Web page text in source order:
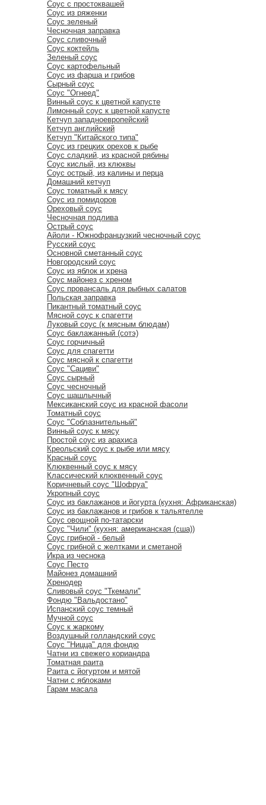
Соус с простоквашей
Соус из ряженки
Соус зеленый
Чесночная заправка
Соус сливочный
Соус коктейль
Зеленый соус
Соус картофельный
Соус из фарша и грибов
Сырный соус
Соус "Огнеед"
Винный соус к цветной капусте
Лимонный соус к цветной капусте
Кетчуп западноевропейский
Кетчуп английский
Кетчуп "Китайского типа"
Соус из грецких орехов к рыбе
Соус сладкий, из красной рябины
Соус кислый, из клюквы
Соус острый, из калины и перца
Домашний кетчуп
Соус томатный к мясу
Соус из помидоров
Ореховый соус
Чесночная подлива
Острый соус
Айоли - Южнофранцузкий чесночный соус
Русский соус
Основной сметанный соус
Новгородский соус
Соус из яблок и хрена
Соус майонез с хреном
Соус провансаль для рыбных салатов
Польская заправка
Пикантный томатный соус
Мясной соус к спагетти
Луковый соус (к мясным блюдам)
Соус баклажанный (сотэ)
Соус горчичный
Соус для спагетти
Соус мясной к спагетти
Соус "Сациви"
Соус сырный
Соус чесночный
Соус шашлычный
Мексиканский соус из красной фасоли
Томатный соус
Соус "Соблазнительный"
Винный соус к мясу
Простой соус из арахиса
Креольский соус к рыбе или мясу
Красный соус
Клюквенный соус к мясу
Классический клюквенный соус
Коричневый соус "Шофруа"
Укропный соус
Соус из баклажанов и йогурта (кухня: Африканская)
Соус из баклажанов и грибов к тальятелле
Соус овощной по-татарски
Соус "Чили" (кухня: американская (сша))
Соус грибной - белый
Соус грибной с желтками и сметаной
Икра из чеснока
Соус Песто
Майонез домашний
Хренодер
Сливовый соус "Ткемали"
Фондю "Вальдостано"
Испанский соус темный
Мучной соус
Соус к жаркому
Воздушный голландский соус
Соус "Ницца" для фондю
Чатни из свежего кориандра
Томатная раита
Раита с йогуртом и мятой
Чатни с яблоками
Гарам масала